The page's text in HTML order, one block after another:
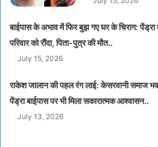
बाईपास के अभाव में फिर बुझ गए घर के चिराग:
परिवार को रौंदा, पिता-पुत्र की मौत..
July 15, 2026
राकेश जालान की पहल रंग लाई: केसरवानी समाज
पेंड्रा बाईपास पर भी मिला सकारात्मक आश्वासन..
July 13, 2026